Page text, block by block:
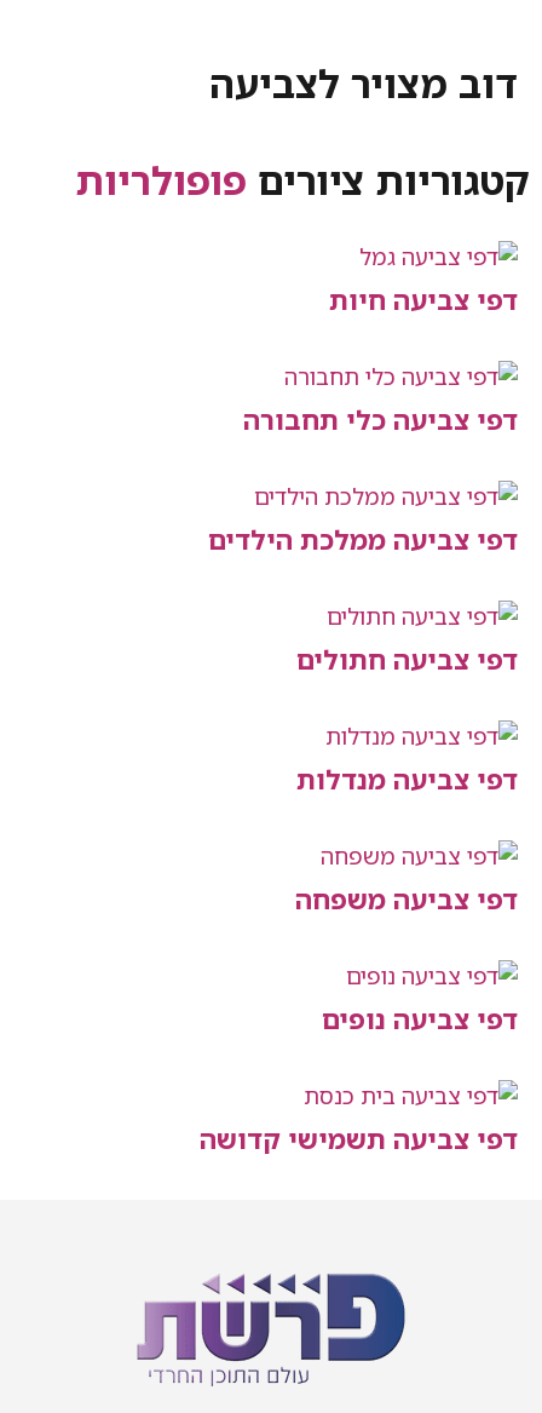
לצביעה
ציוריםפופולריות
חיות
כלי תחבורה
ממלכת הילדים
חתולים
מנדלות
משפחה
נופים
תשמישי קדושה